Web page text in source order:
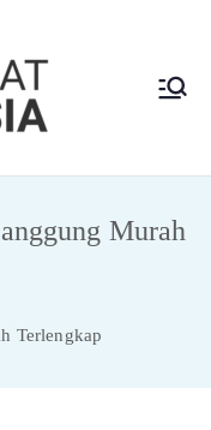
Berat
Indon
Jasa Sewa Alat
Murah
Terlengkap